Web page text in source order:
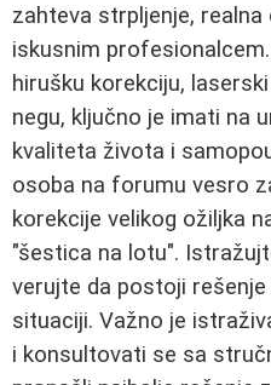
zahteva strpljenje,
iskusnim
hirušku korekciju,
negu, ključno je imati na
kvaliteta života i
osoba na forumu vesro
korekcije velikog ožiljka
"šestica na lotu".
verujte da postoji
situaciji. Važno je
i konsultovati se sa